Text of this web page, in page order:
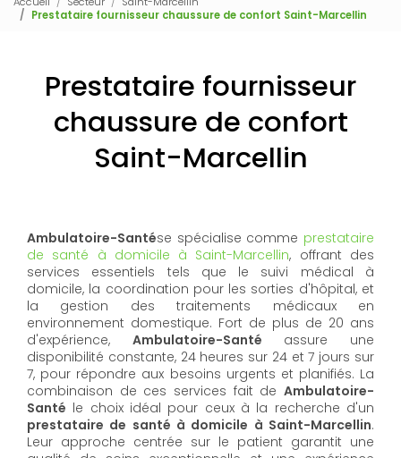
Prestataire fournisseur chaussure de confort Saint-Marcellin
Prestataire fournisseur
chaussure de confort
Saint-Marcellin
Ambulatoire-Santése spécialise comme prestataire
de santé à domicile à Saint-Marcellin, offrant des
services essentiels tels que le suivi médical à
domicile, la coordination pour les sorties d'hôpital, et
la gestion des traitements médicaux en
environnement domestique. Fort de plus de 20 ans
d'expérience, Ambulatoire-Santé assure une
disponibilité constante, 24 heures sur 24 et 7 jours sur
7, pour répondre aux besoins urgents et planifiés. La
combinaison de ces services fait de Ambulatoire-
Santé le choix idéal pour ceux à la recherche d'un
prestataire de santé à domicile à Saint-Marcellin.
Leur approche centrée sur le patient garantit une